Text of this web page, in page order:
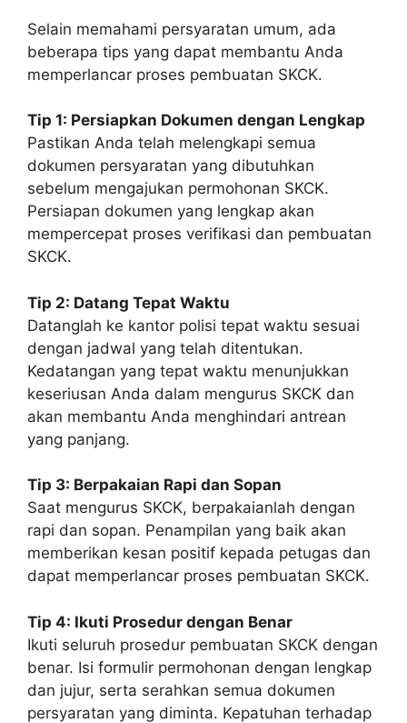
Selain memahami persyaratan umum, ada
beberapa tips yang dapat membantu Anda
memperlancar proses pembuatan SKCK.
Tip 1: Persiapkan Dokumen dengan Lengkap
Pastikan Anda telah melengkapi semua
dokumen persyaratan yang dibutuhkan
sebelum mengajukan permohonan SKCK.
Persiapan dokumen yang lengkap akan
mempercepat proses verifikasi dan pembuatan
SKCK.
Tip 2: Datang Tepat Waktu
Datanglah ke kantor polisi tepat waktu sesuai
dengan jadwal yang telah ditentukan.
Kedatangan yang tepat waktu menunjukkan
keseriusan Anda dalam mengurus SKCK dan
akan membantu Anda menghindari antrean
yang panjang.
Tip 3: Berpakaian Rapi dan Sopan
Saat mengurus SKCK, berpakaianlah dengan
rapi dan sopan. Penampilan yang baik akan
memberikan kesan positif kepada petugas dan
dapat memperlancar proses pembuatan SKCK.
Tip 4: Ikuti Prosedur dengan Benar
Ikuti seluruh prosedur pembuatan SKCK dengan
benar. Isi formulir permohonan dengan lengkap
dan jujur, serta serahkan semua dokumen
persyaratan yang diminta. Kepatuhan terhadap